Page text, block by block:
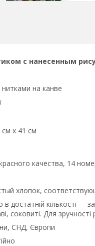
с нанесенным
на канве
х 41 см
качества, 14
хлопок,
достатній кількості ―
соковиті. Для
СНД, Європи